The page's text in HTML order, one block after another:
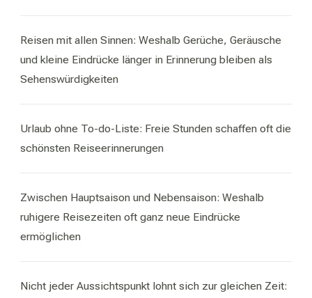
Reisen mit allen Sinnen: Weshalb Gerüche, Geräusche
und kleine Eindrücke länger in Erinnerung bleiben als
Sehenswürdigkeiten
Urlaub ohne To-do-Liste: Freie Stunden schaffen oft die
schönsten Reiseerinnerungen
Zwischen Hauptsaison und Nebensaison: Weshalb
ruhigere Reisezeiten oft ganz neue Eindrücke
ermöglichen
Nicht jeder Aussichtspunkt lohnt sich zur gleichen Zeit: